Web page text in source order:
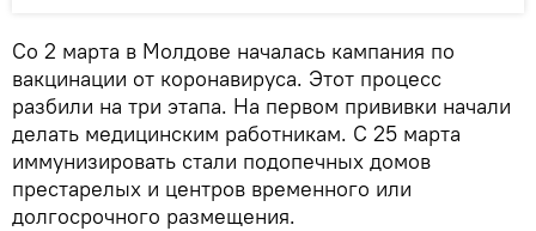
Со 2 марта в Молдове началась кампания по
вакцинации от коронавируса. Этот процесс
разбили на три этапа. На первом прививки начали
делать медицинским работникам. С 25 марта
иммунизировать стали подопечных домов
престарелых и центров временного или
долгосрочного размещения.